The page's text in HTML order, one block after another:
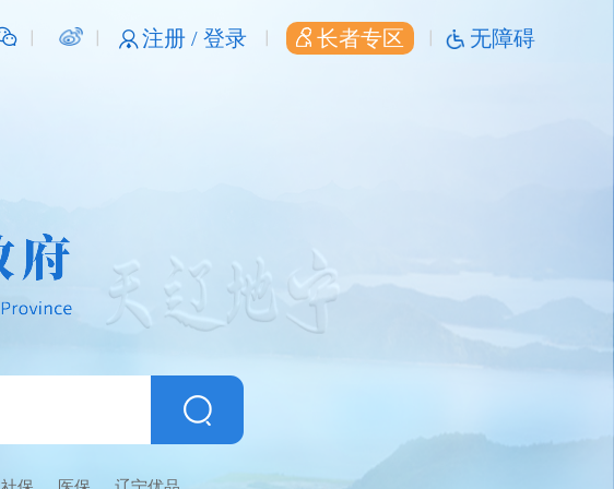
注册 / 登录 长者专区 无障碍